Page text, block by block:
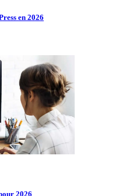
en 2026
2026